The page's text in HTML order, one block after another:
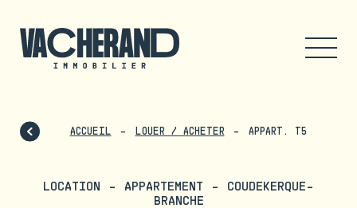
ACCUEIL LOUER / ACHETER APPART. T5
LOCATION - APPARTEMENT - COUDEKERQUE-
BRANCHE